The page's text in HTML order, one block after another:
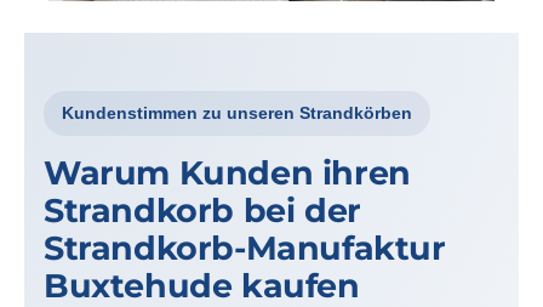
Kundenstimmen zu unseren Strandkörben
Warum Kunden ihren
Strandkorb bei der
Strandkorb-Manufaktur
Buxtehude kaufen